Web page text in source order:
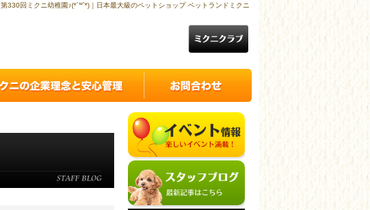
第330回ミクニ幼稚園♪(*´꒳`*)｜日本最大級のペットショップ ペットランドミクニ